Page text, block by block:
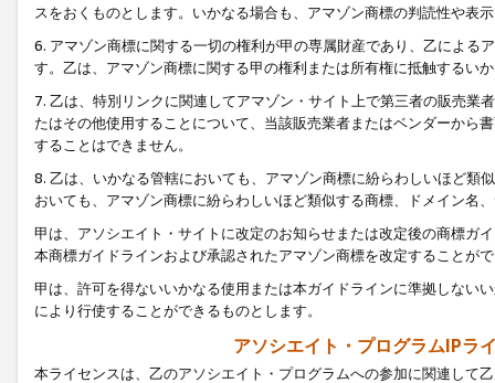
スをおくものとします。いかなる場合も、アマゾン商標の判読性や表
6. アマゾン商標に関する一切の権利が甲の専属財産であり、乙による
す。乙は、アマゾン商標に関する甲の権利または所有権に抵触するい
7. 乙は、特別リンクに関連してアマゾン・サイト上で第三者の販売
たはその他使用することについて、当該販売業者またはベンダーから
することはできません。
8. 乙は、いかなる管轄においても、アマゾン商標に紛らわしいほど類
おいても、アマゾン商標に紛らわしいほど類似する商標、ドメイン名
甲は、アソシエイト・サイトに改定のお知らせまたは改定後の商標ガ
本商標ガイドラインおよび承認されたアマゾン商標を改定することが
甲は、許可を得ないいかなる使用または本ガイドラインに準拠しない
により行使することができるものとします。
アソシエイト・プログラムIPラ
本ライセンスは、乙のアソシエイト・プログラムへの参加に関連して